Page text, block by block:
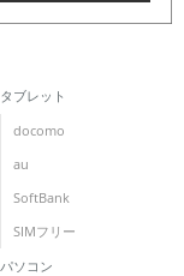
タブレット
docomo
au
SoftBank
SIMフリー
パソコン